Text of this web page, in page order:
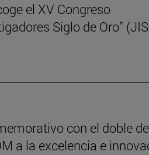
el XV Congreso
Siglo de Oro”
con el doble de
a la excelencia e